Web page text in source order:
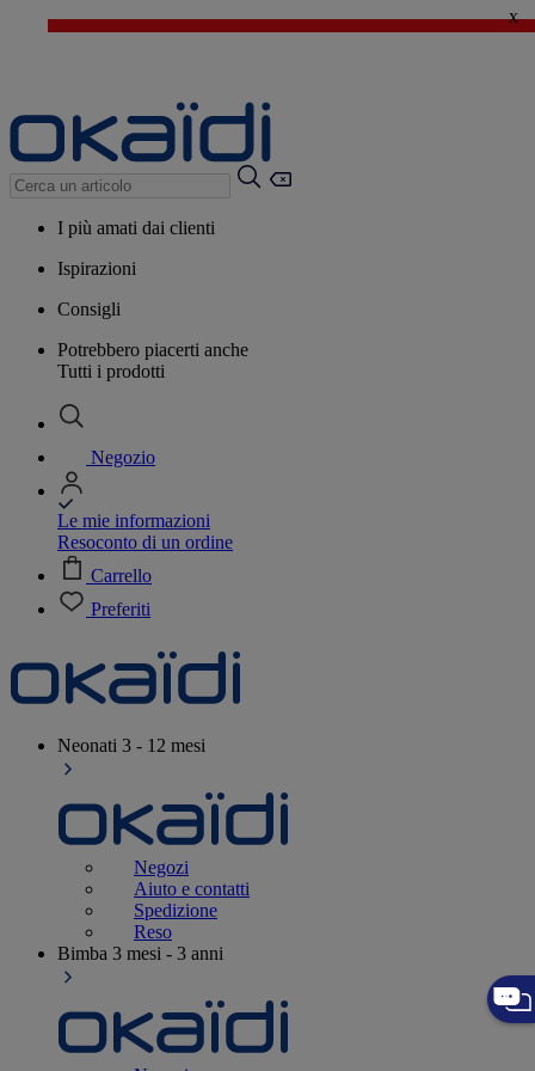
🔥SALDI : Ancora più prodotti fino al -60%*>
x
I più amati dai clienti
Ispirazioni
Consigli
Potrebbero piacerti anche
Tutti i prodotti
Negozio
Le mie informazioni
Resoconto di un ordine
Carrello
Preferiti
Neonati 3 - 12 mesi
Negozi
Aiuto e contatti
Spedizione
Reso
Bimba 3 mesi - 3 anni